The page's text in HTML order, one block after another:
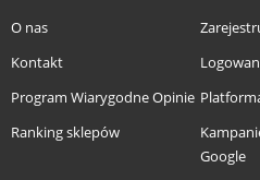
O nas
Kontakt
Program Wiarygodne Opinie
Ranking sklepów
Google